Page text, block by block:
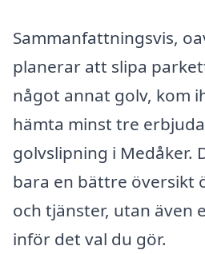
Sammanfattningsvis,
planerar att slipa
något annat golv, kom
hämta minst tre
golvslipning i Medåker.
bara en bättre översikt
och tjänster, utan även
inför det val du gör.